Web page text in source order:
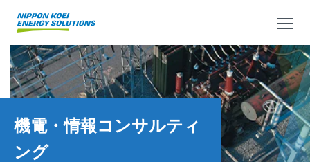
機電・情報コンサルティ
ング